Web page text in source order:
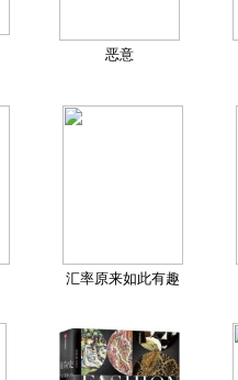
恶意
汇率原来如此有趣